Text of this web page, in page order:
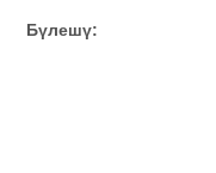
Бүлешү: